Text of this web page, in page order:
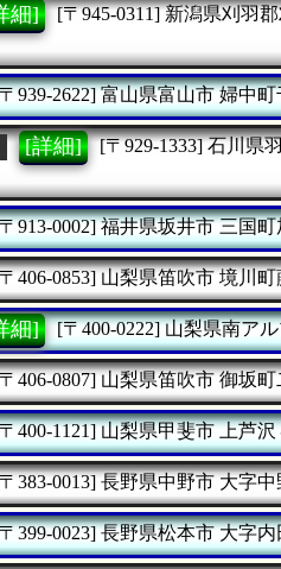
細] [〒945-0311] 新潟県刈羽
939-2622] 富山県富山市婦中町
[詳細] [〒929-1333] 石川県
913-0002] 福井県坂井市三国町
406-0853] 山梨県笛吹市 境川町
細] [〒400-0222] 山梨県南ア
406-0807] 山梨県笛吹市 御坂町
400-1121] 山梨県甲斐市上芦沢
383-0013] 長野県中野市 大字
399-0023] 長野県松本市大字内